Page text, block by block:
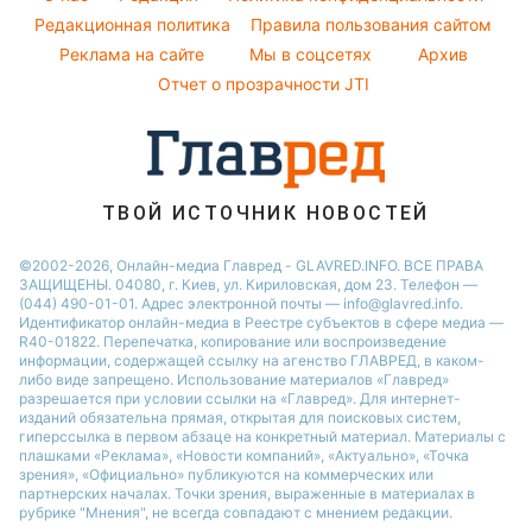
Ани Лорак
Кейт Миддлтон
Алла Пугачева
Авто
Курс валют
Редакционная политика
Правила пользования сайтом
Реклама на сайте
Мы в соцсетях
Архив
Отчет о прозрачности JTI
ТВОЙ ИСТОЧНИК НОВОСТЕЙ
©2002-2026, Онлайн-медиа Главред - GLAVRED.INFO. ВСЕ ПРАВА
ЗАЩИЩЕНЫ. 04080, г. Киев, ул. Кириловская, дом 23. Телефон —
(044) 490-01-01. Адрес электронной почты — info@glavred.info.
Идентификатор онлайн-медиа в Реестре cубъектов в сфере медиа —
R40-01822. Перепечатка, копирование или воспроизведение
информации, содержащей ссылку на агенство ГЛАВРЕД, в каком-
либо виде запрещено. Использование материалов «Главред»
разрешается при условии ссылки на «Главред». Для интернет-
изданий обязательна прямая, открытая для поисковых систем,
гиперссылка в первом абзаце на конкретный материал. Материалы с
плашками «Реклама», «Новости компаний», «Актуально», «Точка
зрения», «Официально» публикуются на коммерческих или
партнерских началах. Точки зрения, выраженные в материалах в
рубрике "Мнения", не всегда совпадают с мнением редакции.